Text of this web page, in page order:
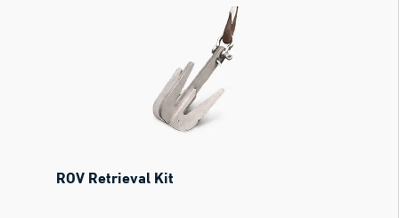
ROV Retrieval Kit